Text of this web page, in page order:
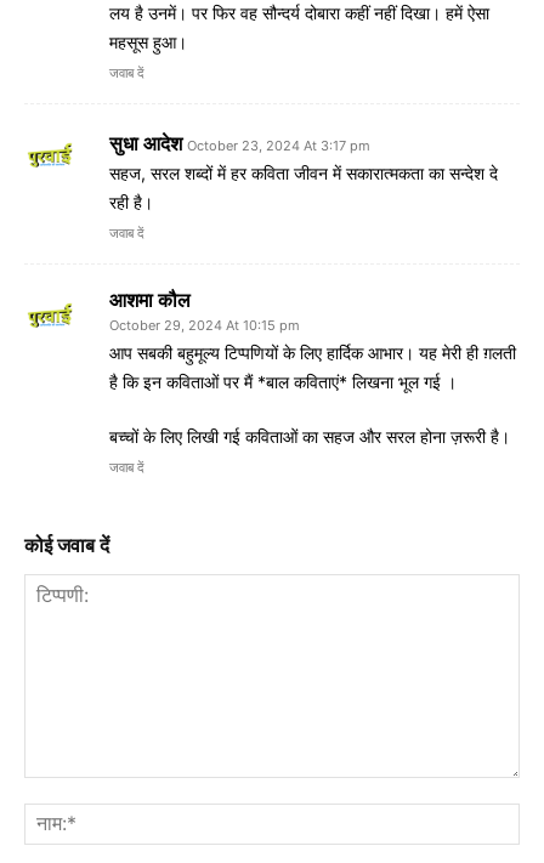
लय है उनमें। पर फिर वह सौन्दर्य दोबारा कहीं नहीं दिखा। हमें ऐसा
महसूस हुआ।
जवाब दें
सुधा आदेश October 23, 2024 At 3:17 pm
सहज, सरल शब्दों में हर कविता जीवन में सकारात्मकता का सन्देश दे
रही है।
जवाब दें
आशमा कौल
October 29, 2024 At 10:15 pm
आप सबकी बहुमूल्य टिप्पणियों के लिए हार्दिक आभार। यह मेरी ही ग़लती
है कि इन कविताओं पर मैं *बाल कविताएं* लिखना भूल गई ।
बच्चों के लिए लिखी गई कविताओं का सहज और सरल होना ज़रूरी है।
जवाब दें
कोई जवाब दें